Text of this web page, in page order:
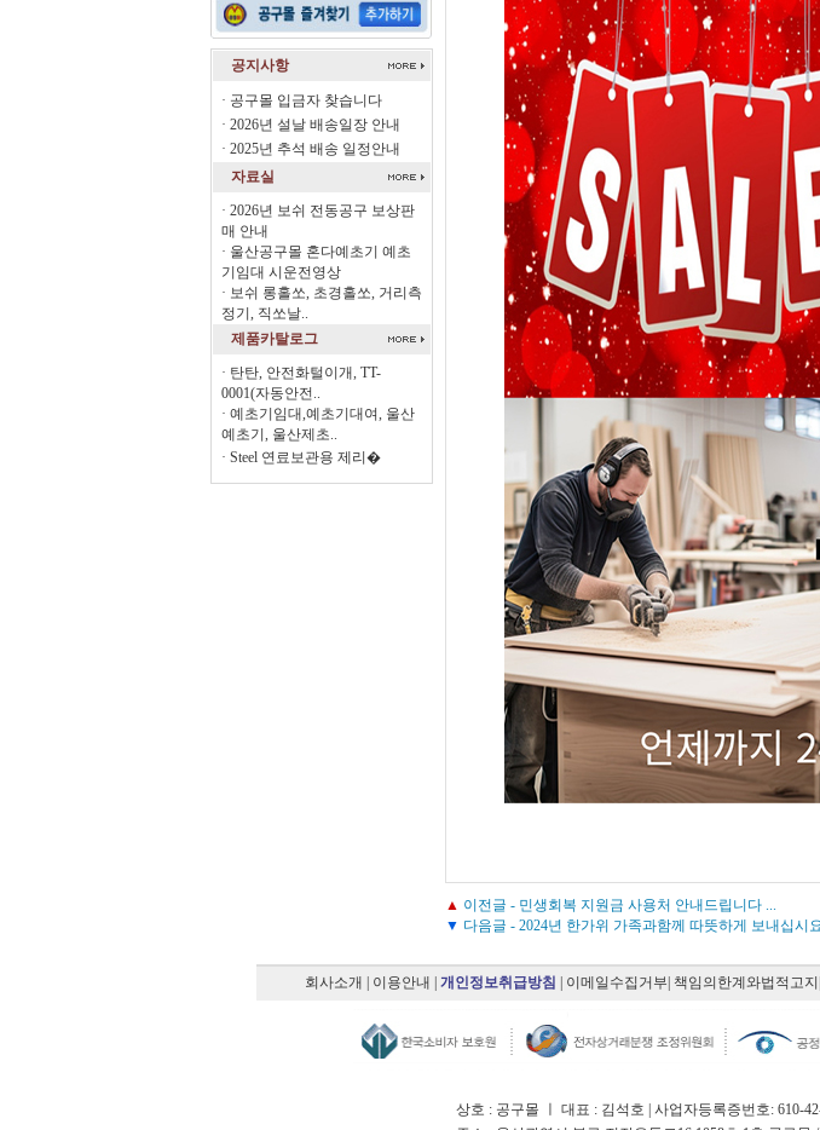
공지사항
· 공구몰 입금자 찾습니다
· 2026년 설날 배송일장 안내
· 2025년 추석 배송 일정안내
자료실
· 2026년 보쉬 전동공구 보상판
매 안내
· 울산공구몰 혼다예초기 예초
기임대 시운전영상
· 보쉬 롱홀쏘, 초경홀쏘, 거리측
정기, 직쏘날..
제품카탈로그
· 탄탄, 안전화털이개, TT-
0001(자동안전..
· 예초기임대,예초기대여, 울산
예초기, 울산제초..
· Steel 연료보관용 제리�
▲ 이전글 - 민생회복 지원금 사용처 안내드립니다 ...
▼ 다음글 - 2024년 한가위 가족과함께 따뜻하게 보내십시
회사소개 이용안내 개인정보취급방침 이메일수집거부 책임의한계와법적고지
상호 : 공구몰 ㅣ 대표 : 김석호 | 사업자등록증번호: 610-